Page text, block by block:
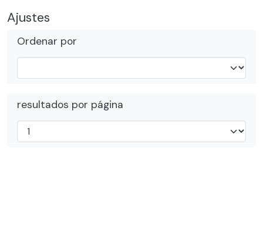
Ajustes
Ordenar por
resultados por página